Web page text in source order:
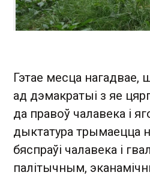
Гэтае месца нагадвае,
ад дэмакратыі з яе
да правоў чалавека і
дыктатура трымаецца
бяспраўі чалавека і
палітычным,